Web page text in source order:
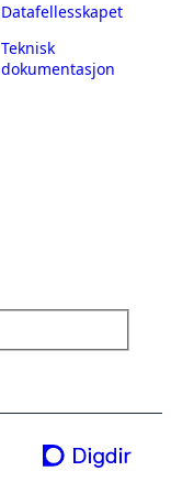
Datafellesskapet
Teknisk
dokumentasjon